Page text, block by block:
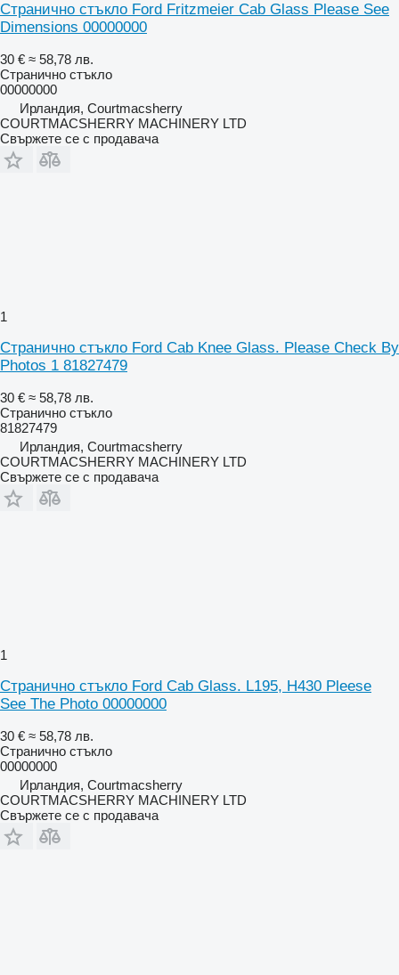
Странично стъкло Ford Fritzmeier Cab Glass Please See
Dimensions 00000000
30 € ≈ 58,78 лв.
Странично стъкло
00000000
Ирландия, Courtmacsherry
COURTMACSHERRY MACHINERY LTD
Свържете се с продавача
1
Странично стъкло Ford Cab Knee Glass. Please Check By
Photos 1 81827479
30 € ≈ 58,78 лв.
Странично стъкло
81827479
Ирландия, Courtmacsherry
COURTMACSHERRY MACHINERY LTD
Свържете се с продавача
1
Странично стъкло Ford Cab Glass. L195, H430 Pleese
See The Photo 00000000
30 € ≈ 58,78 лв.
Странично стъкло
00000000
Ирландия, Courtmacsherry
COURTMACSHERRY MACHINERY LTD
Свържете се с продавача